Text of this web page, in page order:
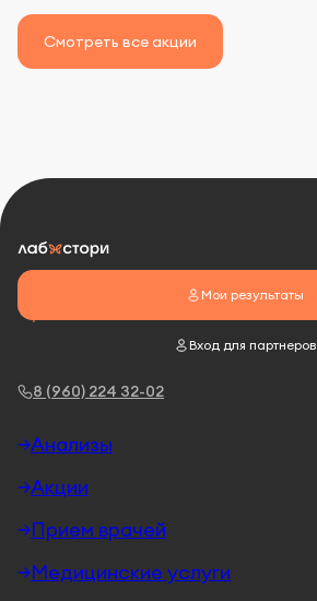
Смотреть все акции
8 (960) 224 32-02
Мои результаты
Вход для партнеров
Анализы
Акции
Прием врачей
Медицинские услуги